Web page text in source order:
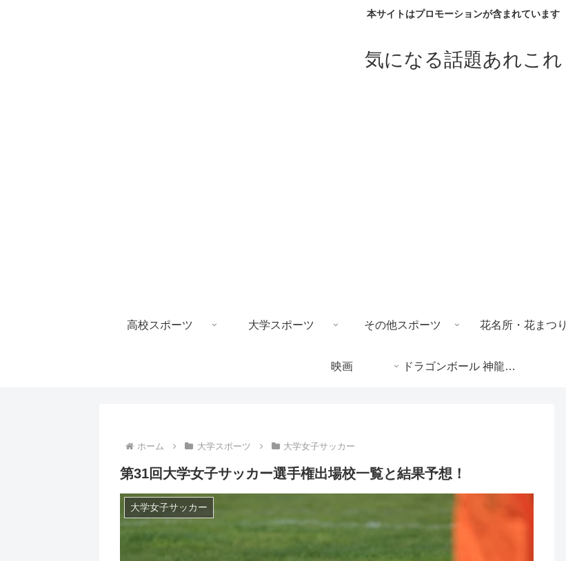
本サイトはプロモーションが含まれています
気になる話題あれこれ
高校スポーツ 大学スポーツ その他スポーツ 花名所・花まつり
映画 ドラゴンボール 神龍の謎
ホーム 大学スポーツ 大学女子サッカー
第31回大学女子サッカー選手権出場校一覧と結果予想！
大学女子サッカー